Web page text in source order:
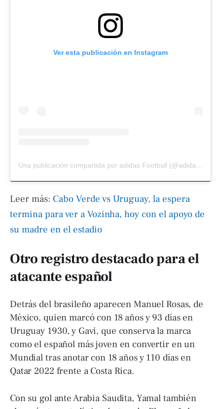
Ver esta publicación en Instagram
Una publicación compartida por adidas Football (@adidasfootball)
Leer más: Cabo Verde vs Uruguay, la espera
termina para ver a Vozinha, hoy con el apoyo de
su madre en el estadio
Otro registro destacado para el
atacante español
Detrás del brasileño aparecen Manuel Rosas, de
México, quien marcó con 18 años y 93 días en
Uruguay 1930, y Gavi, que conserva la marca
como el español más joven en convertir en un
Mundial tras anotar con 18 años y 110 días en
Qatar 2022 frente a Costa Rica.
Con su gol ante Arabia Saudita, Yamal también